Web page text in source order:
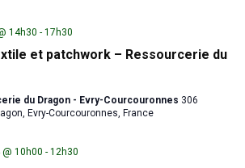
et patchwork – Ressourcerie du
14h30 - 17h30
du Dragon - Evry-Courcouronnes 306
Evry-Courcouronnes, France
10h00 - 12h30